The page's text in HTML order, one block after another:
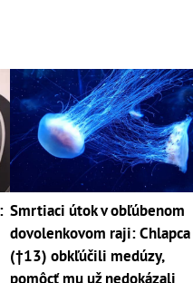
Smrtiaci útok v obľúbenom
dovolenkovom raji: Chlapca
(†13) obkľúčili medúzy,
pomôcť mu už nedokázali